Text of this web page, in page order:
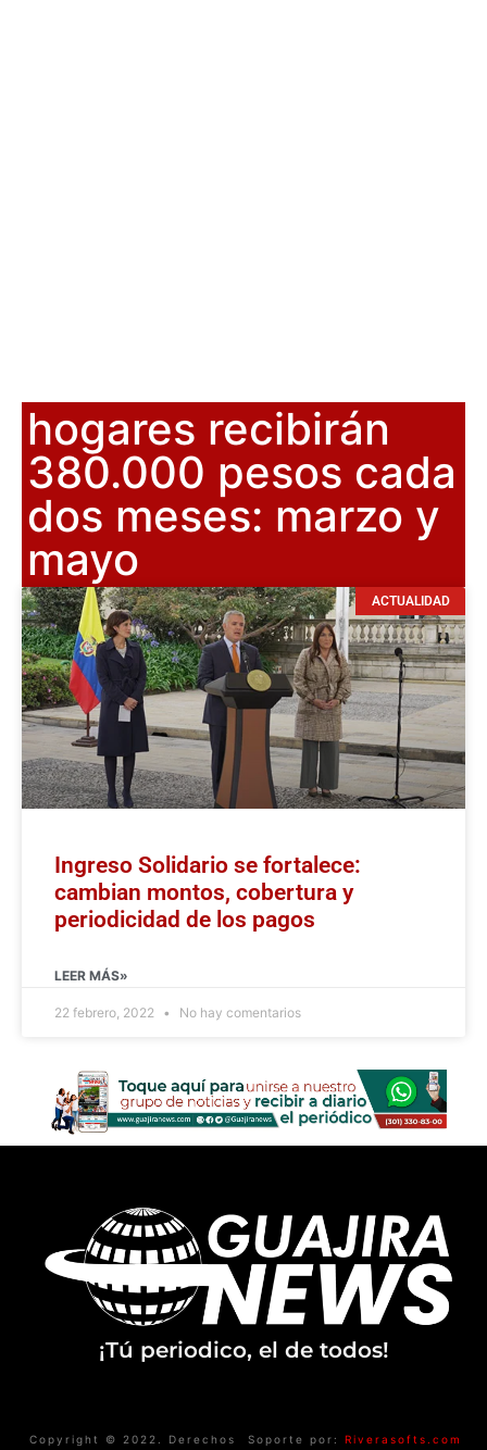
hogares recibirán
380.000 pesos cada
dos meses: marzo y
mayo
ACTUALIDAD
Ingreso Solidario se fortalece:
cambian montos, cobertura y
periodicidad de los pagos
LEER MÁS»
22 febrero, 2022 No hay comentarios
¡Tú periodico, el de todos!
Copyright © 2022. Derechos
Soporte por: Riverasofts.com